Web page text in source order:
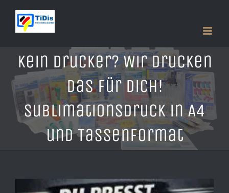
Inhalt
Kein Drucker? Wir drucken
das für dich!
Sublimationsdruck in A4
und Tassenformat